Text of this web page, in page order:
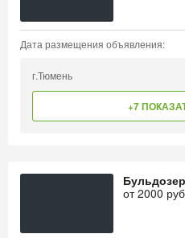
Дата размещения объявления:
г.Тюмень
+7
от2000